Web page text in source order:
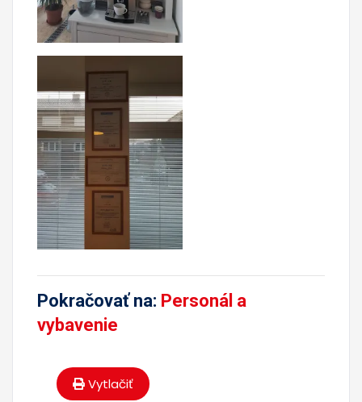
Pokračovať na: Personál a
vybavenie
Vytlačiť